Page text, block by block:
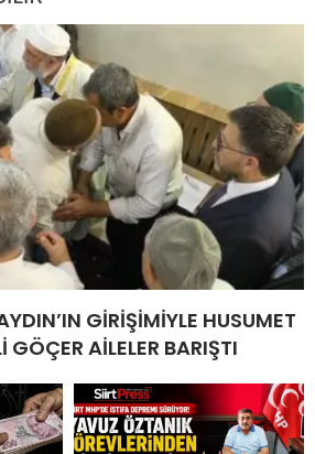
GİRİŞİMİYLE HUSUMET
GÖÇER AİLELER BARIŞTI